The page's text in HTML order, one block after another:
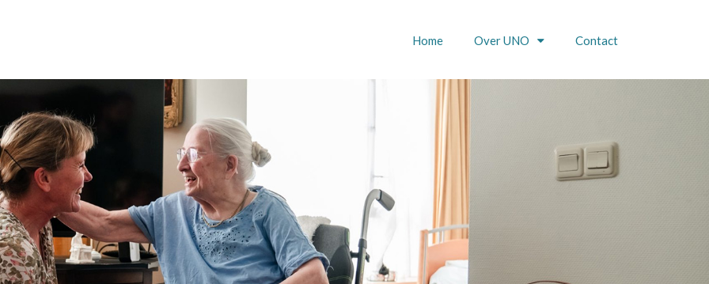
Home Over UNO Contact